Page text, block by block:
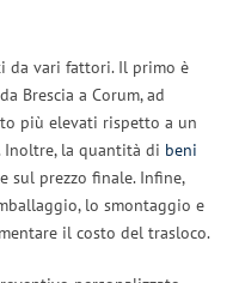
da vari fattori. Il primo è
Brescia a Corum, ad
più elevati rispetto a un
Inoltre, la quantità di beni
sul prezzo finale. Infine,
lo smontaggio e
il costo del trasloco.